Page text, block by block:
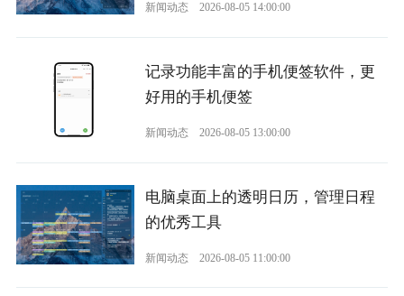
新闻动态 2026-08-05 14:00:00
记录功能丰富的手机便签软件，更
好用的手机便签
新闻动态 2026-08-05 13:00:00
电脑桌面上的透明日历，管理日程
的优秀工具
新闻动态 2026-08-05 11:00:00